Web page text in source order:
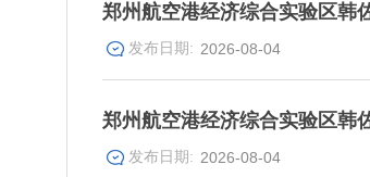
郑州航空港经济综合实验区韩
2026-08-04
郑州航空港经济综合实验区韩
2026-08-04